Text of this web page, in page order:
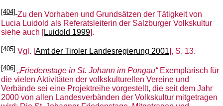
[404] Zu den Vorhaben und Grundsätzen der Tätigkeit von
Lucia Luidold als Referatsleiterin der Salzburger Volkskultur
siehe auch [Luidold 1999].
[405] Vgl. [ Amt der Tiroler Landesregierung 2001 ], S. 13.
[406] „Friedenstage in St. Johann im Pongau“Exemplarisch für
die vielen Aktivitäten der volkskulturellen Vereine und
Verbände sei eine Projektreihe vorgestellt, die seit dem Jahr
2000 von allen Landesverbänden der Volkskultur mitgetragen